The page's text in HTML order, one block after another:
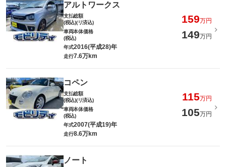
アルトワークス
支払総額
(税込)(リ済込)
159万円
車両本体価格
(税込)
149万円
年式2016(平成28)年
走行7.6万km
コペン
支払総額
(税込)(リ済込)
115万円
車両本体価格
(税込)
105万円
年式2007(平成19)年
走行8.6万km
ノート